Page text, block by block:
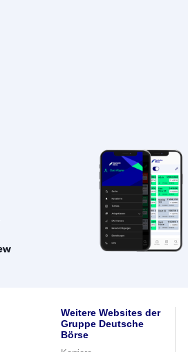
Weitere Websites der
Gruppe Deutsche
Börse